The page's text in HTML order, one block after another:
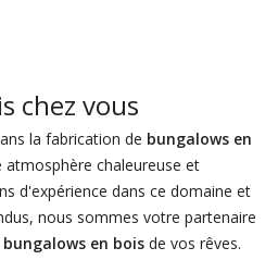
chez vous
la fabrication de bungalows en
chaleureuse et
d'expérience dans ce domaine et
nous sommes votre partenaire
bungalows en boisde vos rêves.